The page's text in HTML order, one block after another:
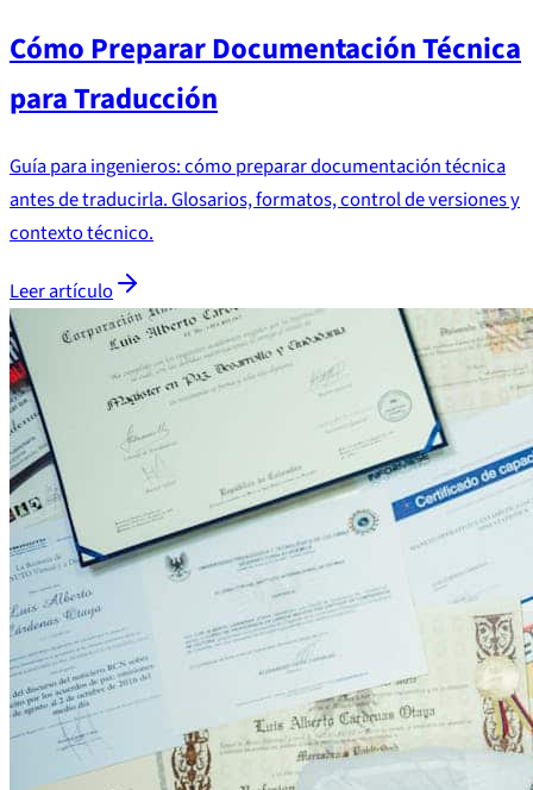
Cómo Preparar Documentación Técnica
para Traducción
Guía para ingenieros: cómo preparar documentación técnica
antes de traducirla. Glosarios, formatos, control de versiones y
contexto técnico.
Leer artículo